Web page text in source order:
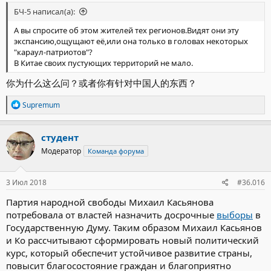
Мне кажется, что здесь и комментировать ничего не нужно.
Эта фотография говорит сама за себя. Когда эту площадь
расчистили и убрали палатки, рекламу, провода, пластиковые
сортиры, беспорядочную парковку… да тут место было
покруче знаменитых Авгиевых конюшен.
Просто посмотрите на это:
© ic.pics.livejournal.com
Уверен, кто-то даже ностальгирует: можно было машину
оставить прямо у метро. То есть не рядом с метро, а прямо у
лестницы, насколько наглости и невоспитанности хватает И
НИЧЕГО ЗА ЭТО НЕ БУДЕТ. Вот сейчас сам смотрю и с трудом
считалась чистым и богатым городом. Памятник архитектуры
весь завешанный рекламой и обстроенный рынком, перед
которым прямо на дороге стоят пластиковые туалеты, место
которым на стройке или, максимум, как временное решение на
период массовых мероприятий:
нам интереснейшую инфу о том, что вообще происходит.
Вся продукция экспортируется в КНР. Сырье (вода) для
производства продукции закупается обществом у ОАО
“Байкальский целлюлозно-бумажный комбинат” на основании
договора холодного водоснабжения от Дата изъята №
УЭБ-02188. В нарушение требований ч.ч. 4.7, 4.8 ст. 4
Технического регламента Таможенного союза ТРНомер изъят
“Пищевая продукция в части ее маркировки”, принятого
решением Комиссии Таможенного союза от Дата изъята Номер
изъят, на бутылке емкостью 0.5 л. отсутствует информация на
русском языке о сроке годности продукции, на этикетке
бутылок емкостью 0.5 л. и 5 л. не указаны наименование и
местонахождение изготовителя. В нарушение п.п. 1.2, 5.3
СанПиН 2.Дата изъята -02 “Питьевая вода. Гигиенические
требования к качеству воды, фасованной в емкости. Контроль
качества”, утвержденных постановлением Главного
государственного санитарного врача РФ от Дата изъята Номер
изъят, производственный контроль за качеством исходной
воды (сырья) из водного объекта (озера Байкал –
водоисточника) обществом не осуществляется.
Вжух – и вместо “Путин продаёт китайцам Байкал” –
конкретный собственник конкретного ОАО “Байкальский
целлюлозно-бумажный комбинат” подключил китайскую
БЧ-5 написал(а):
А вы спросите об этом жителей тех регионов.Видят они эту
экспансию,ощущают её,или она только в головах некоторых
"караул-патриотов"?
В Китае своих пустующих территорий не мало.
你为什么这么问？或者你有针对中国人的东西？
Р
е
а
к
ц
и
и
:
Supremum
студент
Модератор Команда форума
3 Июл 2018 #36.016
Партия народной свободы Михаил Касьянова
потребовала от властей назначить досрочные выборы в
Государственную Думу. Таким образом Михаил Касьянов
и Ко рассчитывают сформировать новый политический
курс, который обеспечит устойчивое развитие страны,
повысит благосостояние граждан и благоприятно